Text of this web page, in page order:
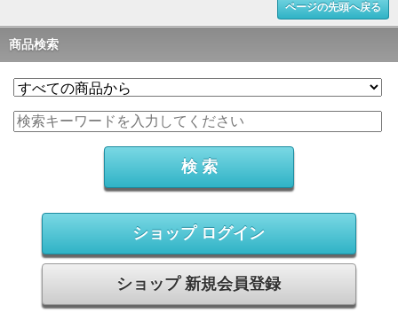
ページの先頭へ戻る
商品検索
ショップ ログイン
ショップ 新規会員登録